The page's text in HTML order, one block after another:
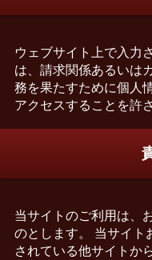
ウェブサイト上で入力
は、請求関係あるいは
務を果たすために個人
アクセスすることを許
当サイトのご利用は、
のとします。 当サイト
されている他サイトか